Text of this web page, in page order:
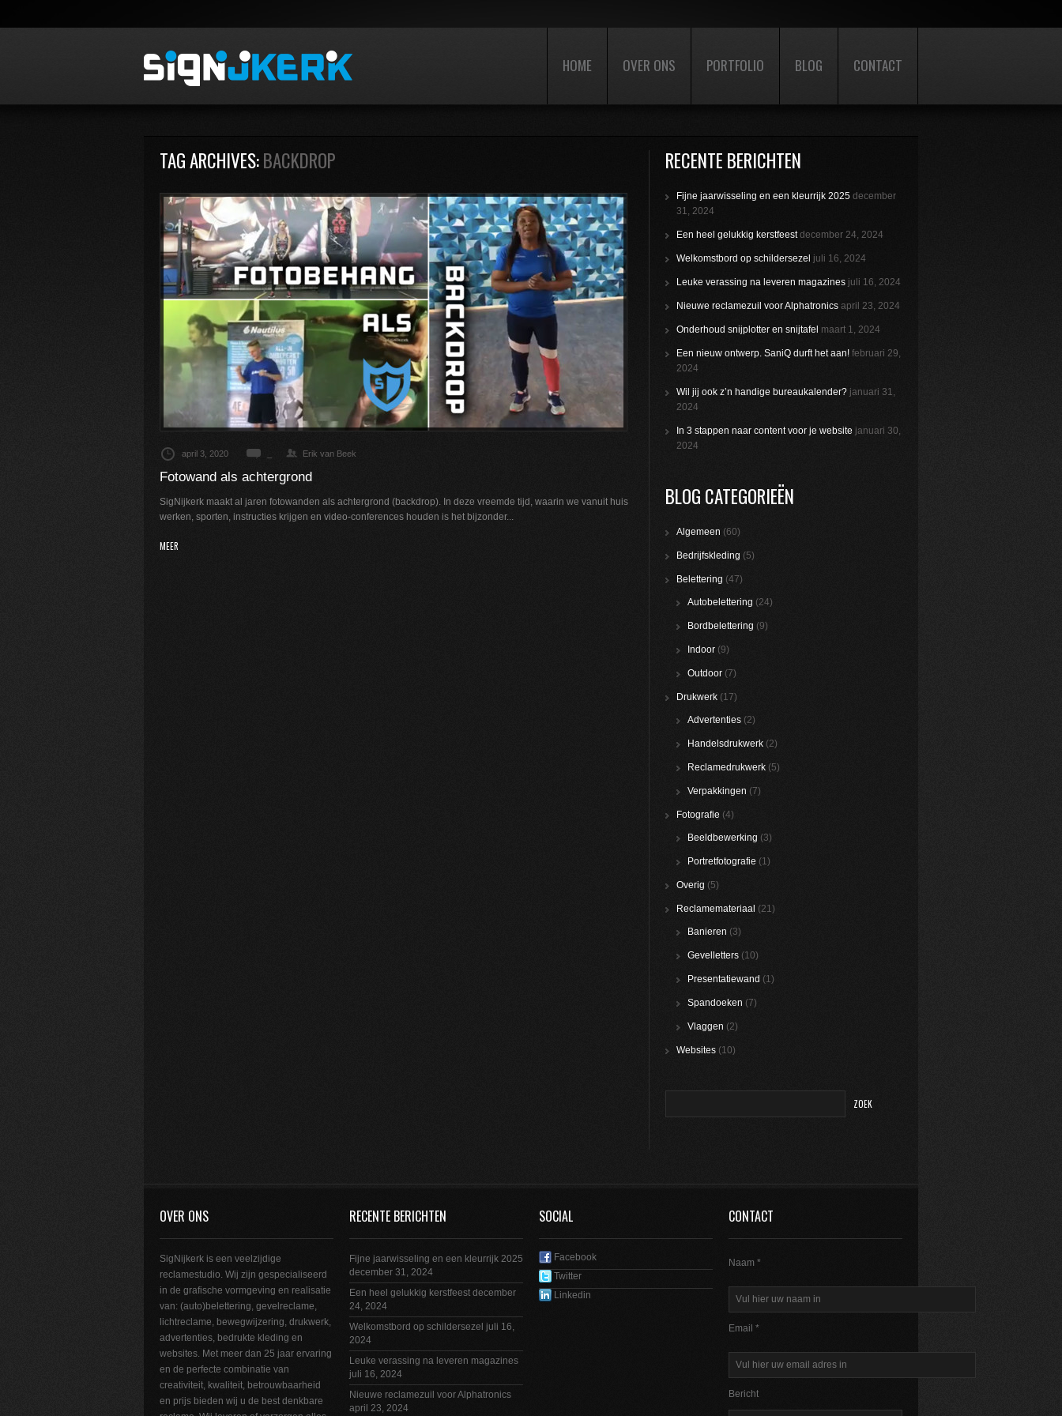
HOME OVER ONS PORTFOLIO BLOG CONTACT
TAG ARCHIVES:BACKDROP
april 3, 2020 Erik van Beek
Fotowand als achtergrond
SigNijkerk maakt al jaren fotowanden als achtergrond (backdrop). In deze vreemde tijd, waarin we vanuit huis
werken, sporten, instructies krijgen en video-conferences houden is het bijzonder...
MEER
RECENTE BERICHTEN
Fijne jaarwisseling en een kleurrijk 2025 december
31, 2024
Een heel gelukkig kerstfeest december 24, 2024
Welkomstbord op schildersezel juli 16, 2024
Leuke verassing na leveren magazines juli 16, 2024
Nieuwe reclamezuil voor Alphatronics april 23, 2024
Onderhoud snijplotter en snijtafel maart 1, 2024
Een nieuw ontwerp. SaniQ durft het aan! februari 29,
2024
Wil jij ook z’n handige bureaukalender? januari 31,
2024
In 3 stappen naar content voor je website januari 30,
2024
BLOG CATEGORIEËN
Algemeen (60)
Bedrijfskleding (5)
Belettering (47)
Autobelettering (24)
Bordbelettering (9)
Indoor (9)
Outdoor (7)
Drukwerk (17)
Advertenties (2)
Handelsdrukwerk (2)
Reclamedrukwerk (5)
Verpakkingen (7)
Fotografie (4)
Beeldbewerking (3)
Portretfotografie (1)
Overig (5)
Reclamemateriaal (21)
Banieren (3)
Gevelletters (10)
Presentatiewand (1)
Spandoeken (7)
Vlaggen (2)
Websites (10)
OVER ONS
SigNijkerk is een veelzijdige
reclamestudio. Wij zijn gespecialiseerd
in de grafische vormgeving en realisatie
van: (auto)belettering, gevelreclame,
lichtreclame, bewegwijzering, drukwerk,
advertenties, bedrukte kleding en
websites. Met meer dan 25 jaar ervaring
en de perfecte combinatie van
creativiteit, kwaliteit, betrouwbaarheid
en prijs bieden wij u de best denkbare
RECENTE BERICHTEN
Fijne jaarwisseling en een kleurrijk 2025
december 31, 2024
Een heel gelukkig kerstfeest december
24, 2024
Welkomstbord op schildersezel juli 16,
2024
Leuke verassing na leveren magazines
juli 16, 2024
Nieuwe reclamezuil voor Alphatronics
april 23, 2024
SOCIAL
Facebook
Twitter
Linkedin
CONTACT
Naam *
Email *
Bericht